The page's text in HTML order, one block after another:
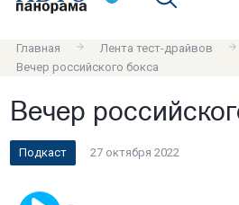
Главная
Лента тест-драйвов
Вечер российского бокса
Вечер
Подкаст 27 октября 2022